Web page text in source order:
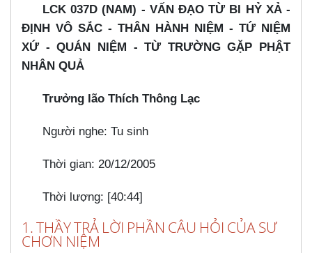
LCK 037D (NAM) - VẤN ĐẠO TỪ BI HỶ XẢ -
ĐỊNH VÔ SẮC - THÂN HÀNH NIỆM - TỨ NIỆM
XỨ - QUÁN NIỆM - TỪ TRƯỜNG GẶP PHẬT
NHÂN QUẢ
Trưởng lão Thích Thông Lạc
Người nghe: Tu sinh
Thời gian: 20/12/2005
Thời lượng: [40:44]
1. THẦY TRẢ LỜI PHẦN CÂU HỎI CỦA SƯ
CHƠN NIỆM